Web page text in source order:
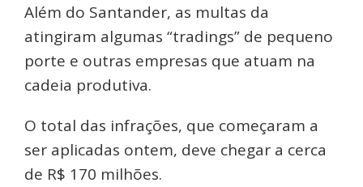
Além do Santander, as multas da
atingiram algumas “tradings” de pequeno
porte e outras empresas que atuam na
cadeia produtiva.
O total das infrações, que começaram a
ser aplicadas ontem, deve chegar a cerca
de R$ 170 milhões.